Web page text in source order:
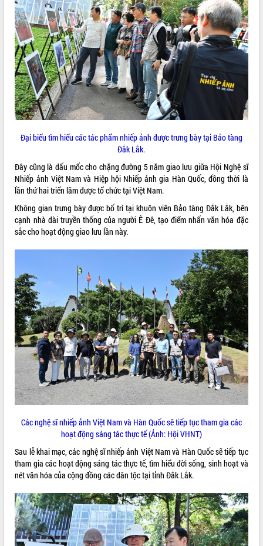
Loading the player...
Lễ truy tặng danh hiệu “Bà Mẹ Việt
Nam Anh hùng” và trao Huân chương
Lao động
UBND tỉnh Đắk Lắk triển khai nhiệm
vụ 6 tháng cuối năm 2026
Kỳ họp thứ Hai, Hội đồng nhân dân
tỉnh khóa XI quyết nghị nhiều nội dung
quan trọng
Triết thăm, tặng quà người có công với
Rà soát, hoàn thiện hệ thống thiết chế
văn hóa, thể thao đáp ứng yêu cầu
phát triển mới
Thường trực HĐND tỉnh Đắk Lắk gặp
mặt Đoàn chuyên gia y tế TP. Hồ Chí
Minh
Bàn giải pháp tháo gỡ khó khăn trong
xuất khẩu sầu riêng và triển khai quy
định EUDR
Thứ trưởng Bộ Nông nghiệp và Môi
trường Nguyễn Hoàng Hiệp khảo sát
vùng trồng và doanh nghiệp đóng gói
sầu riêng tại Đắk Lắk
Trình diễn nghệ thuật chế biến các
món ăn từ sầu riêng
Đắk Lắk công bố Quy hoạch và xúc
tiến đầu tư tỉnh
ứng để giữ vững thị trường xuất khẩu
Diễn đàn Kinh tế tư nhân Việt Nam đột
phá cơ chế - Hợp tác công tư
Đề án 06 tạo bước ngoặt đột phá trong
cải cách hành chính tỉnh Đắk Lắk
để phát triển du lịch Đắk Lắk
Khởi động Dự án Đầu tư xây dựng hạ
tầng kỹ thuật Cụm công nghiệp Tân
Tiến
ALBUM ẢNH
LIÊN KẾT WEB
THỐNG KÊ TRUY CẬP
Hôm nay: 32335
Tất cả: 66008477
Đại biểu tìm hiểu các tác phẩm nhiếp ảnh được trưng bày tại Bảo tàng
Đắk Lắk.
Đây cũng là dấu mốc cho chặng đường 5 năm giao lưu giữa Hội Nghệ sĩ
Nhiếp ảnh Việt Nam và Hiệp hội Nhiếp ảnh gia Hàn Quốc, đồng thời là
lần thứ hai triển lãm được tổ chức tại Việt Nam.
Không gian trưng bày được bố trí tại khuôn viên Bảo tàng Đắk Lắk, bên
cạnh nhà dài truyền thống của người Ê Đê, tạo điểm nhấn văn hóa đặc
sắc cho hoạt động giao lưu lần này.
Các nghệ sĩ nhiếp ảnh Việt Nam và Hàn Quốc sẽ tiếp tục tham gia các
hoạt động sáng tác thực tế (Ảnh: Hội VHNT)
Sau lễ khai mạc, các nghệ sĩ nhiếp ảnh Việt Nam và Hàn Quốc sẽ tiếp tục
tham gia các hoạt động sáng tác thực tế, tìm hiểu đời sống, sinh hoạt và
nét văn hóa của cộng đồng các dân tộc tại tỉnh Đắk Lắk.